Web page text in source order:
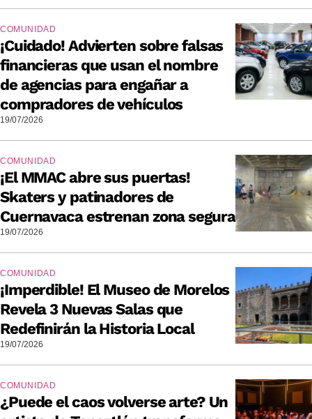
COMUNIDAD
¡Cuidado! Advierten sobre falsas
financieras que usan el nombre
de agencias para engañar a
compradores de vehículos
19/07/2026
COMUNIDAD
¡El MMAC abre sus puertas!
Skaters y patinadores de
Cuernavaca estrenan zona segura
19/07/2026
COMUNIDAD
¡Imperdible! El Museo de Morelos
Revela 3 Nuevas Salas que
Redefinirán la Historia Local
19/07/2026
COMUNIDAD
¿Puede el caos volverse arte? Un